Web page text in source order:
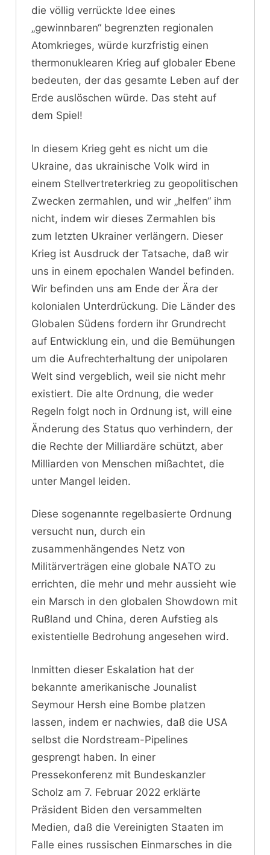
die völlig verrückte Idee eines
„gewinnbaren“ begrenzten regionalen
Atomkrieges, würde kurzfristig einen
thermonuklearen Krieg auf globaler Ebene
bedeuten, der das gesamte Leben auf der
Erde auslöschen würde. Das steht auf
dem Spiel!
In diesem Krieg geht es nicht um die
Ukraine, das ukrainische Volk wird in
einem Stellvertreterkrieg zu geopolitischen
Zwecken zermahlen, und wir „helfen“ ihm
nicht, indem wir dieses Zermahlen bis
zum letzten Ukrainer verlängern. Dieser
Krieg ist Ausdruck der Tatsache, daß wir
uns in einem epochalen Wandel befinden.
Wir befinden uns am Ende der Ära der
kolonialen Unterdrückung. Die Länder des
Globalen Südens fordern ihr Grundrecht
auf Entwicklung ein, und die Bemühungen
um die Aufrechterhaltung der unipolaren
Welt sind vergeblich, weil sie nicht mehr
existiert. Die alte Ordnung, die weder
Regeln folgt noch in Ordnung ist, will eine
Änderung des Status quo verhindern, der
die Rechte der Milliardäre schützt, aber
Milliarden von Menschen mißachtet, die
unter Mangel leiden.
Diese sogenannte regelbasierte Ordnung
versucht nun, durch ein
zusammenhängendes Netz von
Militärverträgen eine globale NATO zu
errichten, die mehr und mehr aussieht wie
ein Marsch in den globalen Showdown mit
Rußland und China, deren Aufstieg als
existentielle Bedrohung angesehen wird.
Inmitten dieser Eskalation hat der
bekannte amerikanische Jounalist
Seymour Hersh eine Bombe platzen
lassen, indem er nachwies, daß die USA
selbst die Nordstream-Pipelines
gesprengt haben. In einer
Pressekonferenz mit Bundeskanzler
Scholz am 7. Februar 2022 erklärte
Präsident Biden den versammelten
Medien, daß die Vereinigten Staaten im
Falle eines russischen Einmarsches in die